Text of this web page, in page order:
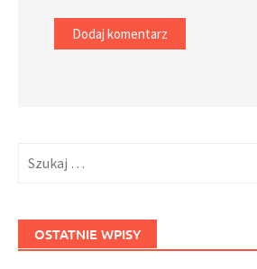
OSTATNIE WPISY